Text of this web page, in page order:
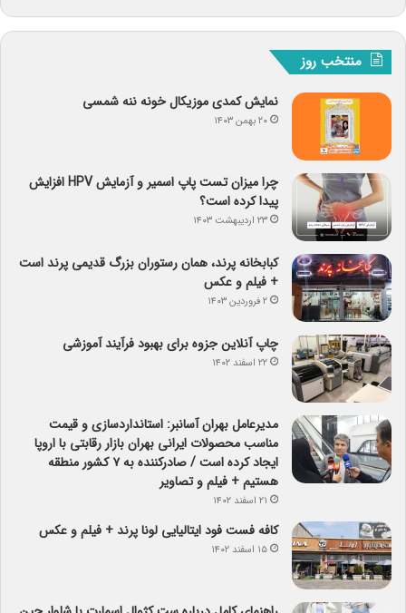
منتخب روز
نمایش کمدی موزیکال خونه ننه شمسی
۲۰ بهمن ۱۴۰۳
چرا میزان تست پاپ اسمیر و آزمایش HPV افزایش
پیدا کرده است؟
۲۳ اردیبهشت ۱۴۰۳
کبابخانه پرند، همان رستوران بزرگ قدیمی پرند است
+ فیلم و عکس
۲ فروردین ۱۴۰۳
چاپ آنلاین جزوه برای بهبود فرآیند آموزشی
۲۲ اسفند ۱۴۰۲
مدیرعامل بهران آسانبر: استانداردسازی و قیمت
مناسب محصولات ایرانی بهران بازار رقابتی با اروپا
ایجاد کرده است / صادرکننده به ۷ کشور منطقه
هستیم + فیلم و تصاویر
۲۱ اسفند ۱۴۰۲
کافه فست فود ایتالیایی لونا پرند + فیلم و عکس
۱۵ اسفند ۱۴۰۲